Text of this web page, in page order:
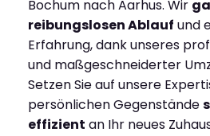
Bochum nach Aarhus. Wir
reibungslosen Ablauf und
Erfahrung, dank unseres
und maßgeschneiderter
Setzen Sie auf unsere
persönlichen Gegenstände
effizient an Ihr neues